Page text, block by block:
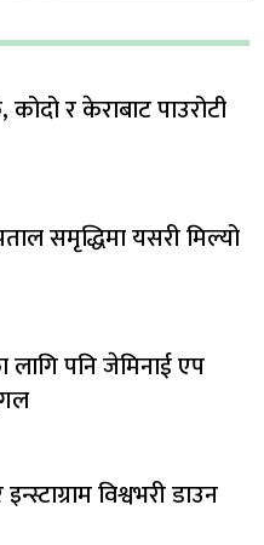
र केराबाट पाउरोटी
समृद्धिमा यसरी मिल्यो
पनि जेमिनाई एप
विश्वभरी डाउन